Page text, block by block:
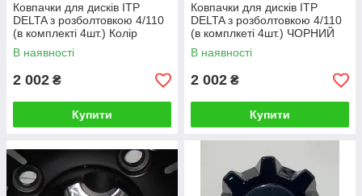
Ковпачки для дисків ITP
DELTA з розболтовкою 4/110
(в комплекті 4шт.) Колір
ХРОМ
В наявності
2 002 ₴
Купити
Ковпачки для дисків ITP
DELTA з розболтовкою 4/110
(в комплкеті 4шт.) ЧОРНИЙ
Колір
В наявності
2 002 ₴
Купити